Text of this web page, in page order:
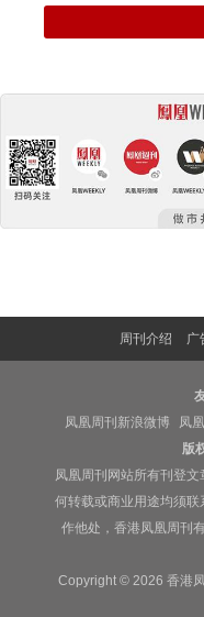
周刊介绍 广
凤凰周刊新浪微博
凤
版
凤凰周刊网站所有刊登
何转载或商业用途均须
作他处，香港凤凰周刊
Copyright © 2026 香港